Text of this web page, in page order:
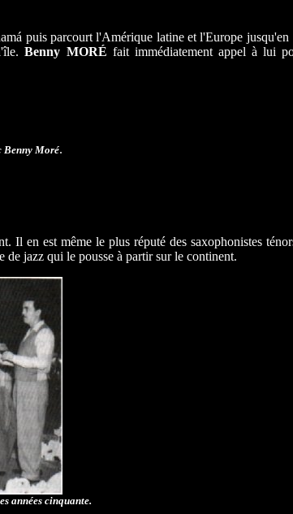
puis parcourt l'Amérique latine et l'Europe jusqu'en
l'île.Benny MORÉ fait immédiatement appel à lui
Benny Moré.
Il en est même le plus réputé des saxophonistes
de jazz qui le pousse à partir sur le continent.
années cinquante.